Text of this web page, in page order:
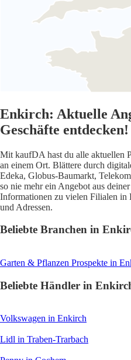
Enkirch: Aktuelle
Geschäfte entdecken!
Mit kaufDA hast du alle aktuellen
an einem Ort. Blättere durch
Edeka, Globus-Baumarkt,
so nie mehr ein Angebot aus
Informationen zu vielen Filialen
und Adressen.
Beliebte Branchen in
Garten & Pflanzen Prospekte in
Beliebte Händler in
Volkswagen in Enkirch
Lidl in Traben-Trarbach